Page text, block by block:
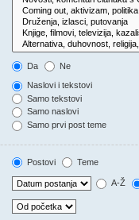
Da Ne
Naslovi i tekstovi
Samo tekstovi
Samo naslovi
Samo prvi post teme
Postovi Teme
A-Ž